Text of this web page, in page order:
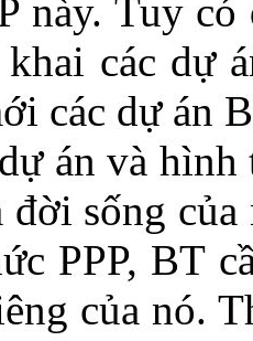
này. Tuy
các dự
các dự án
án và
đời sống
PPP, BT
của nó.